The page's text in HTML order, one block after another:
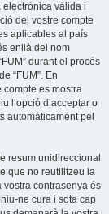
electrònica vàlida i
del vostre compte
aplicables al país
enllà del nom
durant el procés
“FUM”. En
es mostra
l’opció d’acceptar o
automàticament pel
resum unidireccional
que no reutilitzeu la
contrasenya és
ne cura i sota cap